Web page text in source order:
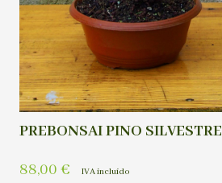
PREBONSAI PINO SILVESTRE
88,00 € IVA incluído